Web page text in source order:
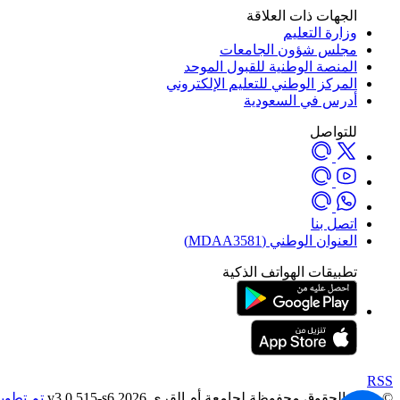
الجهات ذات العلاقة
وزارة التعليم
مجلس شؤون الجامعات
المنصة الوطنية للقبول الموحد
المركز الوطني للتعليم الإلكتروني
أدرس في السعودية
للتواصل
اتصل بنا
العنوان الوطني (MDAA3581)
تطبيقات الهواتف الذكية
RSS